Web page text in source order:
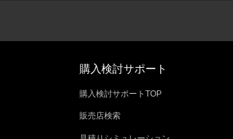
購入検討サポート
購入検討サポートTOP
販売店検索